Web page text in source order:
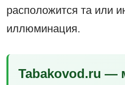
расположится та или
иллюминация.
Tabakovod.ru —